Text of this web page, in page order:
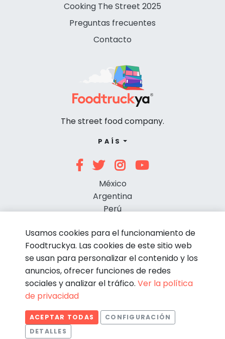
Cooking The Street 2025
Preguntas frecuentes
Contacto
The street food company.
PAÍS
México
Argentina
Perú
© Foodtruckya 2026
Condiciones de contratación Política de privacidad
Aviso legal
Usamos cookies para el funcionamiento de
Foodtruckya. Las cookies de este sitio web
se usan para personalizar el contenido y los
anuncios, ofrecer funciones de redes
sociales y analizar el tráfico. Ver la política
de privacidad
ACEPTAR TODAS
CONFIGURACIÓN
DETALLES